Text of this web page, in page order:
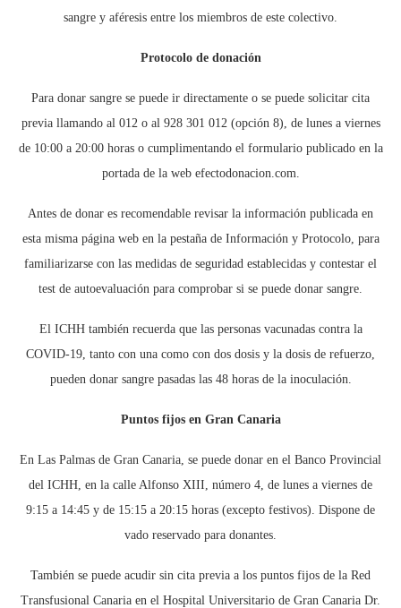
sangre y aféresis entre los miembros de este colectivo.
Protocolo de donación
Para donar sangre se puede ir directamente o se puede solicitar cita
previa llamando al 012 o al 928 301 012 (opción 8), de lunes a viernes
de 10:00 a 20:00 horas o cumplimentando el formulario publicado en la
portada de la web efectodonacion.com.
Antes de donar es recomendable revisar la información publicada en
esta misma página web en la pestaña de Información y Protocolo, para
familiarizarse con las medidas de seguridad establecidas y contestar el
test de autoevaluación para comprobar si se puede donar sangre.
El ICHH también recuerda que las personas vacunadas contra la
COVID-19, tanto con una como con dos dosis y la dosis de refuerzo,
pueden donar sangre pasadas las 48 horas de la inoculación.
Puntos fijos en Gran Canaria
En Las Palmas de Gran Canaria, se puede donar en el Banco Provincial
del ICHH, en la calle Alfonso XIII, número 4, de lunes a viernes de
9:15 a 14:45 y de 15:15 a 20:15 horas (excepto festivos). Dispone de
vado reservado para donantes.
También se puede acudir sin cita previa a los puntos fijos de la Red
Transfusional Canaria en el Hospital Universitario de Gran Canaria Dr.